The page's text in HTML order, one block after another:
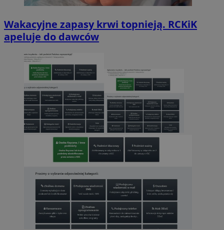
Wakacyjne zapasy krwi topnieją. RCKiK
apeluje do dawców